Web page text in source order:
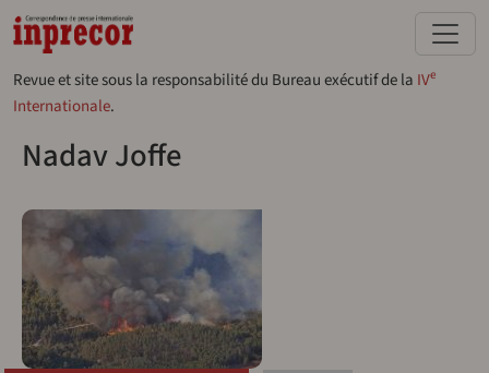
Aller au contenu principal
Revue et site sous la responsabilité du Bureau exécutif de la IVe
Internationale.
Nadav Joffe